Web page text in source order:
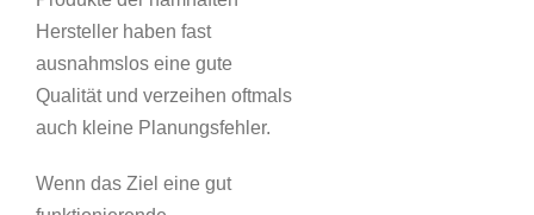
Hersteller haben fast
ausnahmslos eine gute
Qualität und verzeihen oftmals
auch kleine Planungsfehler.
Wenn das Ziel eine gut